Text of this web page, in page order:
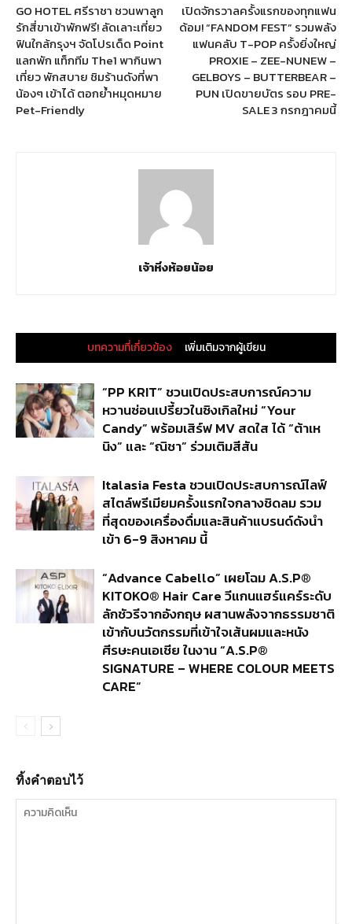
GO HOTEL ศรีราชา ชวนพาลูก
รักสี่ขาเข้าพักฟรี! ลัดเลาะเที่ยว
ฟินใกล้กรุงฯ จัดโปรเด็ด Point
แลกพัก แท็กทีม The1 พากินพา
เที่ยว พักสบาย ชิมร้านดังที่พา
น้องๆ เข้าได้ ตอกย้ำหมุดหมาย
Pet-Friendly
เปิดจักรวาลครั้งแรกของทุกแฟน
ด้อม! “FANDOM FEST” รวมพลัง
แฟนคลับ T-POP ครั้งยิ่งใหญ่
PROXIE – ZEE-NUNEW –
GELBOYS – BUTTERBEAR –
PUN เปิดขายบัตร รอบ PRE-
SALE 3 กรกฎาคมนี้
เจ้าหิ่งห้อยน้อย
บทความที่เกี่ยวข้อง เพิ่มเติมจากผู้เขียน
“PP KRIT” ชวนเปิดประสบการณ์ความ
หวานซ่อนเปรี้ยวในซิงเกิลใหม่ “Your
Candy” พร้อมเสิร์ฟ MV สดใส ได้ “ต้าเห
นิง” และ “ณิชา” ร่วมเติมสีสัน
Italasia Festa ชวนเปิดประสบการณ์ไลฟ์
สไตล์พรีเมียมครั้งแรกใจกลางชิดลม รวม
ที่สุดของเครื่องดื่มและสินค้าแบรนด์ดังนำ
เข้า 6-9 สิงหาคม นี้
“Advance Cabello” เผยโฉม A.S.P®
KITOKO® Hair Care วีแกนแฮร์แคร์ระดับ
ลักชัวรีจากอังกฤษ ผสานพลังจากธรรมชาติ
เข้ากับนวัตกรรมที่เข้าใจเส้นผมและหนัง
ศีรษะคนเอเชีย ในงาน “A.S.P®
SIGNATURE – WHERE COLOUR MEETS
CARE”
ทิ้งคำตอบไว้